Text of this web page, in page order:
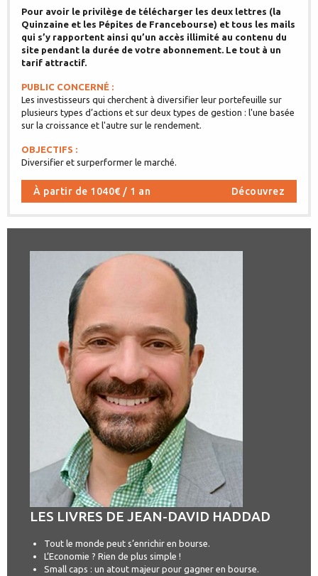
Pour avoir le privilège de télécharger les deux lettres (la
Quinzaine et les Pépites de Francebourse) et tous les mails
qui s’y rapportent ainsi qu’un accès illimité au contenu du
site pendant la durée de votre abonnement. Le tout à un
tarif attractif.
PUBLIC CONCERNÉ :
Les investisseurs qui cherchent à diversifier leur portefeuille sur
plusieurs types d’actions et sur deux types de gestion : l'une basée
sur la croissance et l'autre sur le rendement.
OBJECTIFS :
Diversifier et surperformer le marché.
À partir de 1040€ / 1 an Découvrez
LES LIVRES DE JEAN-DAVID HADDAD
Tout le monde peut s’enrichir en bourse.
L’Economie ? Rien de plus simple !
Small caps : un atout majeur pour gagner en bourse.